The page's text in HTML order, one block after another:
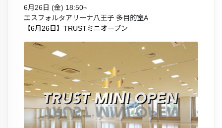
6月26日 (金) 18:50~
エスフォルタアリーナ八王子 多目的室A
【6月26日】TRUSTミニオープン